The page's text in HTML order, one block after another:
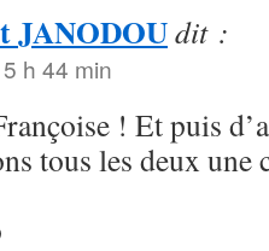
JANODOUdit :
h 44 min
! Et puis
tous les deux une